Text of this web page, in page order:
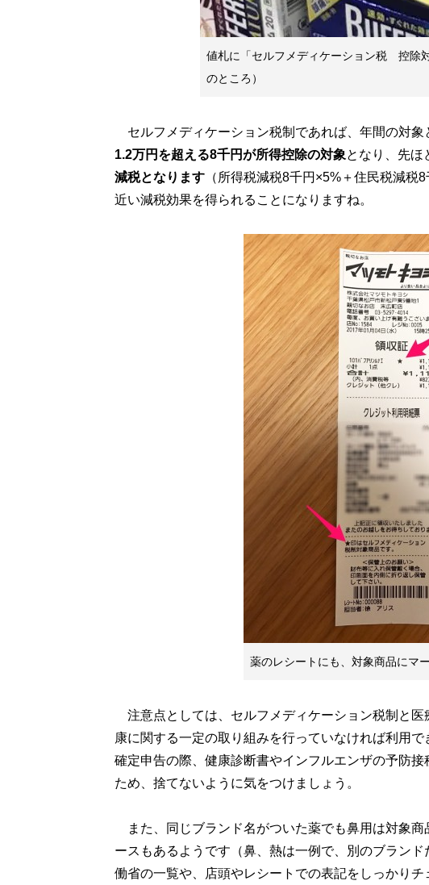
値札に「セルフメディケーション税 控除
のところ）
セルフメディケーション税制であれば、年間の対象
1.2万円を超える8千円が所得控除の対象となり、先ほ
減税となります （所得税減税8千円×5%＋住民税減税
近い減税効果を得られることになりますね。
薬のレシートにも、対象商品にマ
注意点としては、セルフメディケーション税制と
康に関する一定の取り組みを行っていなければ利用
確定申告の際、健康診断書やインフルエンザの予防
ため、捨てないように気をつけましょう。
また、同じブランド名がついた薬でも鼻用は対象
ースもあるようです（鼻、熱は一例で、別のブラン
働省の一覧や、店頭やレシートでの表記をしっかりチ